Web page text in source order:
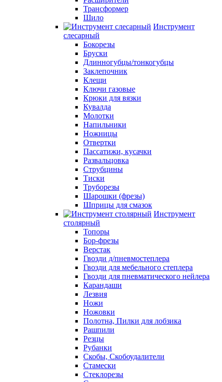
Трансформер
Шило
Инструмент
слесарный
Бокорезы
Бруски
Длинногубцы/тонкогубцы
Заклепочник
Клещи
Ключи газовые
Крюки для вязки
Кувалда
Молотки
Напильники
Ножницы
Отвертки
Пассатижи, кусачки
Развальцовка
Струбцины
Тиски
Труборезы
Шарошки (фрезы)
Шприцы для смазок
Инструмент
столярный
Топоры
Бор-фрезы
Верстак
Гвозди д/пневмостеплера
Гвозди для мебельного степлера
Гвозди для пневматического нейлера
Карандаши
Лезвия
Ножи
Ножовки
Полотна, Пилки для лобзика
Рашпили
Резцы
Рубанки
Скобы, Скобоудалители
Стамески
Стеклорезы